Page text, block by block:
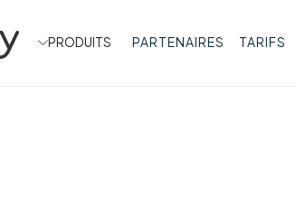
PRODUITS PARTENAIRES TARIFS